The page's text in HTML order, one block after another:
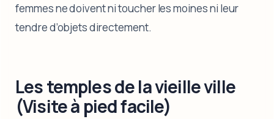
femmes ne doivent ni toucher les moines ni leur
tendre d’objets directement.
Les temples de la vieille ville
(Visite à pied facile)